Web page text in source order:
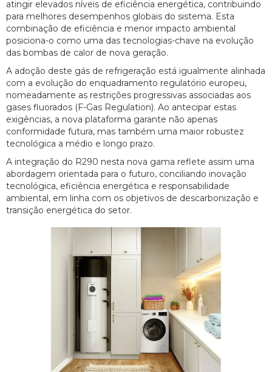
atingir elevados níveis de eficiência energética, contribuindo
para melhores desempenhos globais do sistema. Esta
combinação de eficiência e menor impacto ambiental
posiciona-o como uma das tecnologias-chave na evolução
das bombas de calor de nova geração.
A adoção deste gás de refrigeração está igualmente alinhada
com a evolução do enquadramento regulatório europeu,
nomeadamente as restrições progressivas associadas aos
gases fluorados (F-Gas Regulation). Ao antecipar estas
exigências, a nova plataforma garante não apenas
conformidade futura, mas também uma maior robustez
tecnológica a médio e longo prazo.
A integração do R290 nesta nova gama reflete assim uma
abordagem orientada para o futuro, conciliando inovação
tecnológica, eficiência energética e responsabilidade
ambiental, em linha com os objetivos de descarbonização e
transição energética do setor.